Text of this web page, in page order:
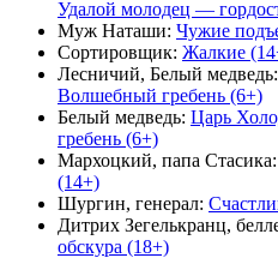
Удалой молодец —
Муж Наташи: Чужие
Сортировщик: Жалкие
Лесничий, Белый медведь:
Волшебный гребень (6+)
Белый медведь: Царь
гребень (6+)
Мархоцкий, папа Стасика:
(14+)
Шургин, генерал:
Дитрих Зегелькранц,
обскура (18+)